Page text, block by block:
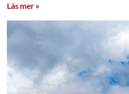
Läs mer »